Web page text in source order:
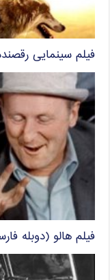
فیلم سینمایی
فیلم هالو (دوبله